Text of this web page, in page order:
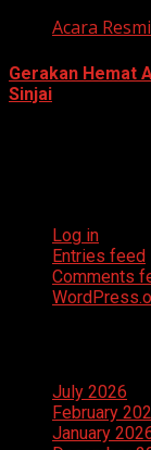
Acara Resmi
Gerakan Hemat
Sinjai
Log in
Entries feed
Comments
July 2026
February
January